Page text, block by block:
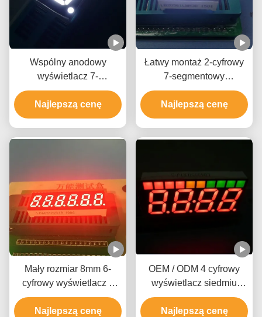
Wspólny anodowy
wyświetlacz 7-
segmentowy do montażu
powierzchniowego, 1-
cyfrowy 7-segmentowy
Najlepszą cenę
Łatwy montaż 2-cyfrowy
7-segmentowy
wyświetlacz LED, 7-
segmentowy wyświetlacz
LED Ultra Bright White
Najlepszą cenę
Mały rozmiar 8mm 6-
cyfrowy wyświetlacz 7
segmentowy wyświetlacz
0,31-calowy do
Najlepszą cenę
OEM / ODM 4 cyfrowy
wyświetlacz siedmiu
segmentów z obwodem
CMOS ITL
Najlepszą cenę